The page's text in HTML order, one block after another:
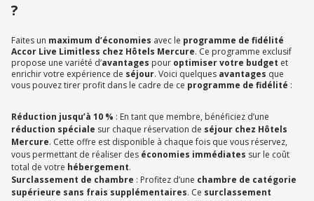
?
Faites un maximum d’économies avec le programme de fidélité
Accor Live Limitless chez Hôtels Mercure. Ce programme exclusif
propose une variété d’avantages pour optimiser votre budget et
enrichir votre expérience de séjour. Voici quelques avantages que
vous pouvez tirer profit dans le cadre de ce programme de fidélité :
Réduction jusqu’à 10 % : En tant que membre, bénéficiez d’une
réduction spéciale sur chaque réservation de séjour chez Hôtels
Mercure. Cette offre est disponible à chaque fois que vous réservez,
vous permettant de réaliser des économies immédiates sur le coût
total de votre hébergement.
Surclassement de chambre : Profitez d’une chambre de catégorie
supérieure sans frais supplémentaires. Ce surclassement